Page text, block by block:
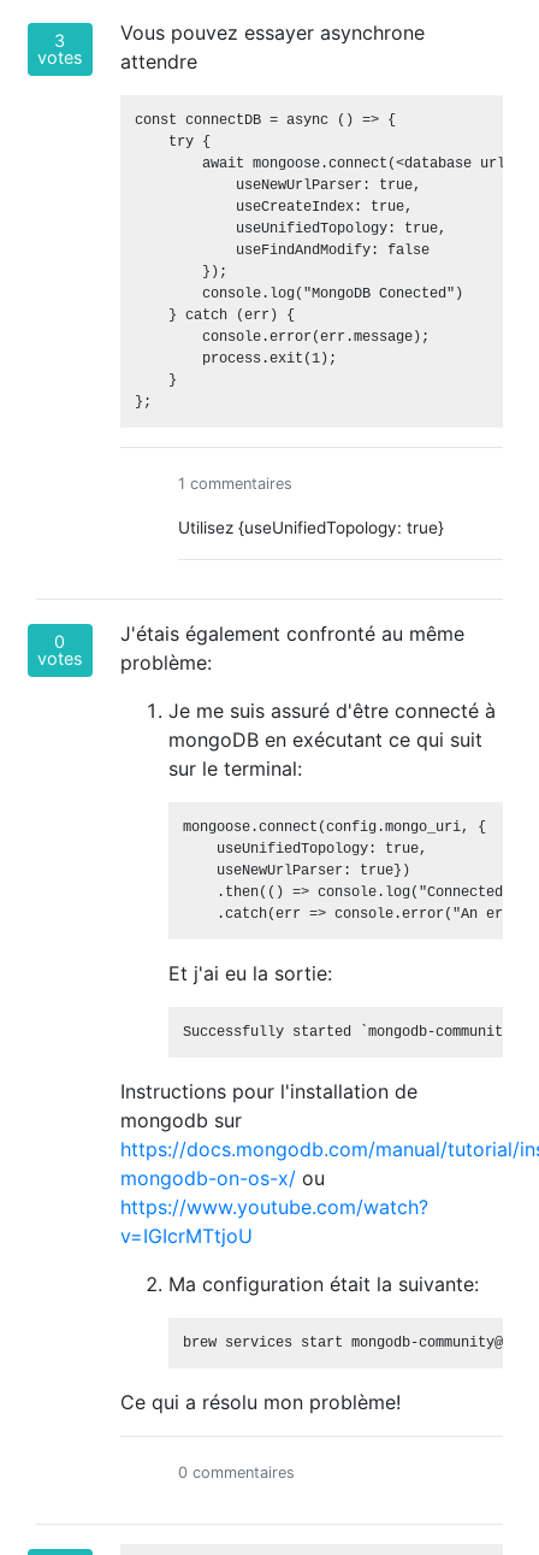
3
votes
Vous pouvez essayer asynchrone
attendre
const connectDB = async () => {
    try {
        await mongoose.connect(<database url>, {
            useNewUrlParser: true,
            useCreateIndex: true,
            useUnifiedTopology: true,
            useFindAndModify: false
        });
        console.log("MongoDB Conected")
    } catch (err) {
        console.error(err.message);
        process.exit(1);
    }
};
1 commentaires
Utilisez {useUnifiedTopology: true}
0
votes
J'étais également confronté au même
problème:
Je me suis assuré d'être connecté à
mongoDB en exécutant ce qui suit
sur le terminal:
mongoose.connect(config.mongo_uri, {
    useUnifiedTopology: true,
    useNewUrlParser: true})
.then(() => console.log("Connected to
Et j'ai eu la sortie:
Instructions pour l'installation de
mongodb sur
https://docs.mongodb.com/manual/tutorial/
mongodb-on-os-x/ou
https://www.youtube.com/watch?
v=IGIcrMTtjoU
Ma configuration était la suivante:
Ce qui a résolu mon problème!
0 commentaires